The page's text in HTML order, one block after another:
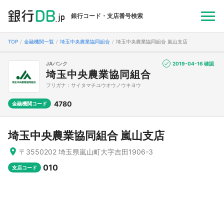
銀行コード・支店番号検索
TOP 金融機関一覧 埼玉中央農業協同組合 埼玉中央農業協同組合 嵐山支店
JAバンク
埼玉中央農業協同組合
フリガナ：サイタマチユウオウノウキヨウ
金融機関コード 4780
2019-04-16 確認
埼玉中央農業協同組合 嵐山支店
〒3550202 埼玉県嵐山町大字吉田1906-3
支店コード 010